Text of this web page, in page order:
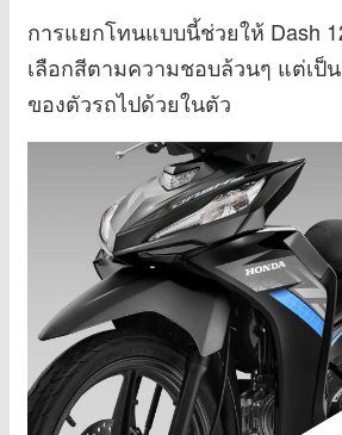
การแยกโทนแบบนี้ช่วยให้ Dash
เลือกสีตามความชอบล้วนๆ แต่เป็
ของตัวรถไปด้วยในตัว